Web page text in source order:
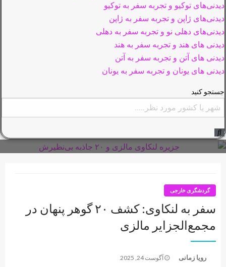
دیدنی‌های توکیو و تجربه سفر به توکیو
دیدنی‌های ژاپن و تجربه سفر به ژاپن
دیدنی‌های دهلی نو و تجربه سفر به دهلی
دیدنی های هند و تجربه سفر به هند
دیدنی های آتن و تجربه سفر به آتن
دیدنی های یونان و تجربه سفر به یونان
جستجو کنید
گردشگری خارجی
سفر به لنکاوی: کشف ۲۰ گوهر پنهان در
مجمع‌الجزایر مالزی
رویا زمانی
Posted
آگوست 24, 2025